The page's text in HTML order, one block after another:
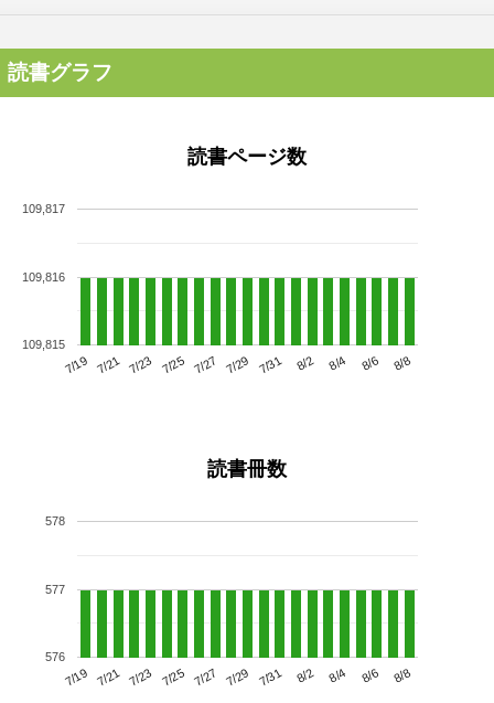
読書グラフ
読書ページ数
7/19 7/21 7/23 7/25 7/27 7/29 7/31 8/2 8/4 8/6 8/8
109,815
109,816
109,817
読書冊数
7/19 7/21 7/23 7/25 7/27 7/29 7/31 8/2 8/4 8/6 8/8
576
577
578